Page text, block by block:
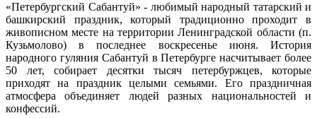
«Петербургский Сабантуй» - любимый народный татарский и
башкирский праздник, который традиционно проходит в
живописном месте на территории Ленинградской области (п.
Кузьмолово) в последнее воскресенье июня. История
народного гуляния Сабантуй в Петербурге насчитывает более
50 лет, собирает десятки тысяч петербуржцев, которые
приходят на праздник целыми семьями. Его праздничная
атмосфера объединяет людей разных национальностей и
конфессий.